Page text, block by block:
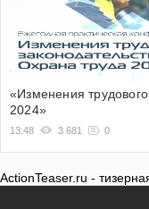
«Изменения
2024»
13:48 3 681 0
ActionTeaser.ru -